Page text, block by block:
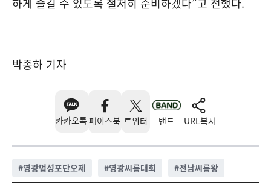
박종하 기자
카카오톡 페이스북 트위터 밴드 URL복사
#영광법성포단오제 #영광씨름대회 #전남씨름왕